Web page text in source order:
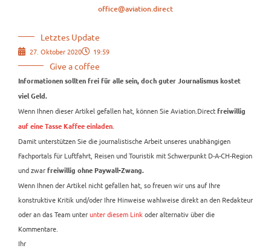
office@aviation.direct
Letztes Update
27. Oktober 2020 19:59
Give a coffee
Informationen sollten frei für alle sein, doch guter Journalismus kostet
viel Geld.
Wenn Ihnen dieser Artikel gefallen hat, können Sie Aviation.Direct freiwillig
auf eine Tasse Kaffee einladen
Damit unterstützen Sie die journalistische Arbeit unseres unabhängigen
Fachportals für Luftfahrt, Reisen und Touristik mit Schwerpunkt D-A-CH-Region
und zwar freiwillig ohne Paywall-Zwang.
Wenn Ihnen der Artikel nicht gefallen hat, so freuen wir uns auf Ihre
konstruktive Kritik und/oder Ihre Hinweise wahlweise direkt an den Redakteur
oder an das Team unterunter diesem Link oder alternativ über die
Kommentare.
Ihr